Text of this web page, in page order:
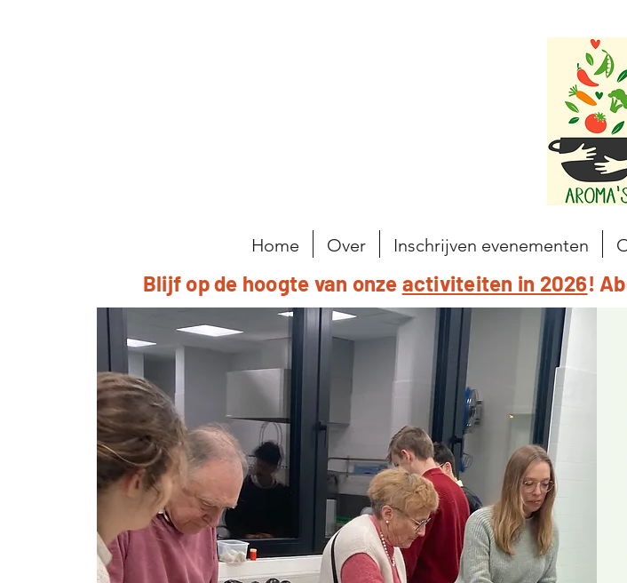
Home Over Inschrijven evenementen
Blijf op de hoogte van onze activiteiten in 2026!